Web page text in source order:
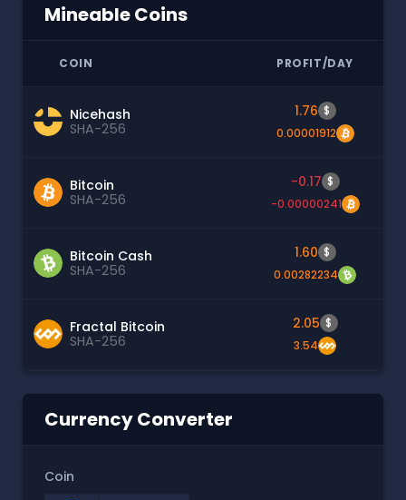
Mineable Coins
COIN PROFIT/DAY
Nicehash
SHA-256
1.76 $
0.00001912
Bitcoin
SHA-256
-0.17 $
-0.00000241
Bitcoin Cash
SHA-256
1.60 $
0.00282234
Fractal Bitcoin
SHA-256
2.05 $
3.54
Currency Converter
Coin